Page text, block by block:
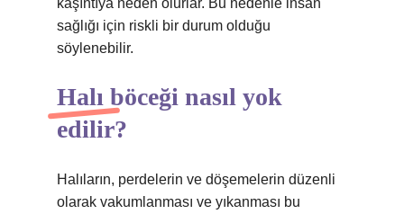
kaşıntıya neden olurlar. Bu nedenle insan
sağlığı için riskli bir durum olduğu
söylenebilir.
Halı böceği nasıl yok
edilir?
Halıların, perdelerin ve döşemelerin düzenli
olarak vakumlanması ve yıkanması bu